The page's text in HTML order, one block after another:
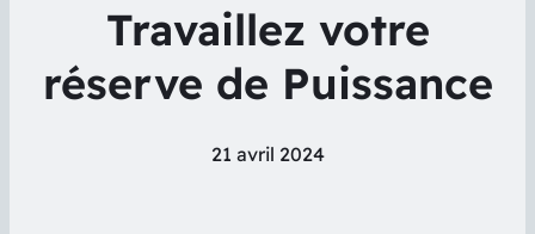
Travaillez votre
réserve de Puissance
21 avril 2024